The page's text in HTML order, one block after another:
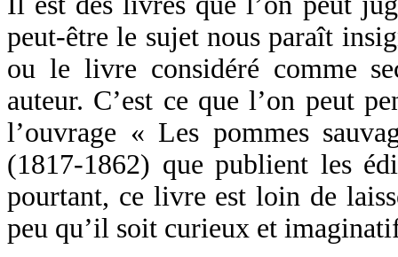
peut-être le sujet nous paraît
ou le livre considéré comme
auteur. C’est ce que l’on peut
l’ouvrage « Les pommes
(1817-1862) que publient les
pourtant, ce livre est loin de
peu qu’il soit curieux et